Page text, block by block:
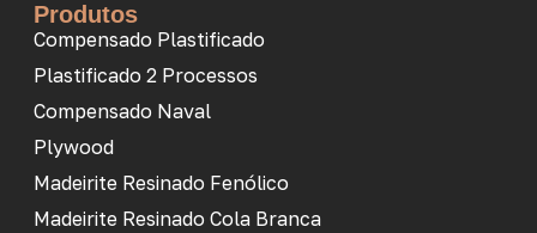
Produtos
Compensado Plastificado
Plastificado 2 Processos
Compensado Naval
Plywood
Madeirite Resinado Fenólico
Madeirite Resinado Cola Branca